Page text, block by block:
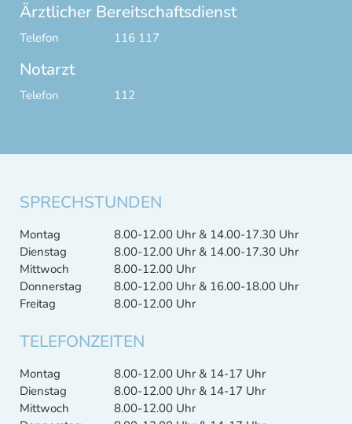
Ärztlicher Bereitschaftsdienst
Telefon 116 117
Notarzt
Telefon 112
SPRECHSTUNDEN
Montag
8.00-12.00 Uhr & 14.00-17.30 Uhr
Dienstag
8.00-12.00 Uhr & 14.00-17.30 Uhr
Mittwoch
8.00-12.00 Uhr
Donnerstag
8.00-12.00 Uhr & 16.00-18.00 Uhr
Freitag
8.00-12.00 Uhr
TELEFONZEITEN
Montag
8.00-12.00 Uhr & 14-17 Uhr
Dienstag
8.00-12.00 Uhr & 14-17 Uhr
Mittwoch
8.00-12.00 Uhr